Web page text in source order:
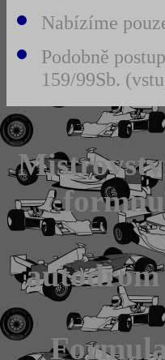
Nabízíme
Podobně
159/99Sb.